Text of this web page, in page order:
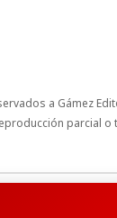
a Gámez
parcial
Derechos de
Política